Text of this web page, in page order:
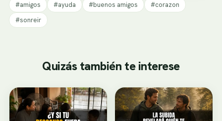
#amigos #ayuda #buenos amigos
#corazon
#sonreir
Quizás también te interese